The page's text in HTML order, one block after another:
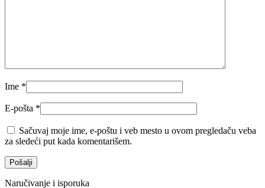
Ime *
E-pošta *
Sačuvaj moje ime, e-poštu i veb mesto u ovom pregledaču veba
za sledeći put kada komentarišem.
Naručivanje i isporuka